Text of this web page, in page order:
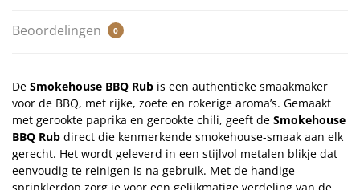
Beoordelingen 0
De Smokehouse BBQ Rub is een authentieke smaakmaker
voor de BBQ, met rijke, zoete en rokerige aroma’s. Gemaakt
met gerookte paprika en gerookte chili, geeft de Smokehouse
BBQ Rub direct die kenmerkende smokehouse-smaak aan elk
gerecht. Het wordt geleverd in een stijlvol metalen blikje dat
eenvoudig te reinigen is na gebruik. Met de handige